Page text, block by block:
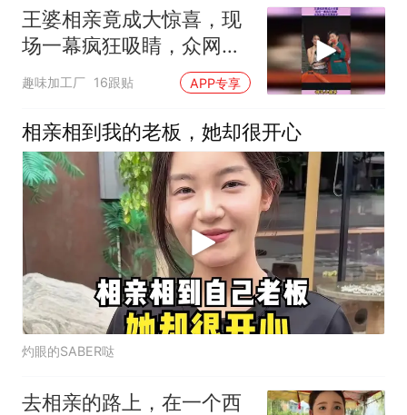
王婆相亲竟成大惊喜，现
场一幕疯狂吸睛，众网友
直呼羡慕嫉妒
趣味加工厂 16跟贴 APP专享
相亲相到我的老板，她却很开心
灼眼的SABER哒
去相亲的路上，在一个西